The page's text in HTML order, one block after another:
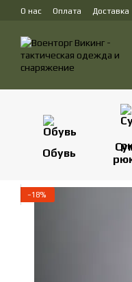
Перейти к основному
О нас Оплата Доставка
Обувь
−18%